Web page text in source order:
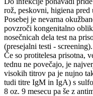
rož, peskovni, higiena pred
Posebej je nevarna
povzroči kongenitalno
nosečnicah dela test na
(presejalni testi - screening).
Če so protitelesa prisotna,
tednu ne povečajo, je
visokih titrov pa je nujno
tudi titre IgM in IgA) s
8 oz. 9 mesecu pa še z